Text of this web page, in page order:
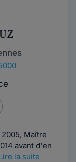
Maître
avant d'en
la suite